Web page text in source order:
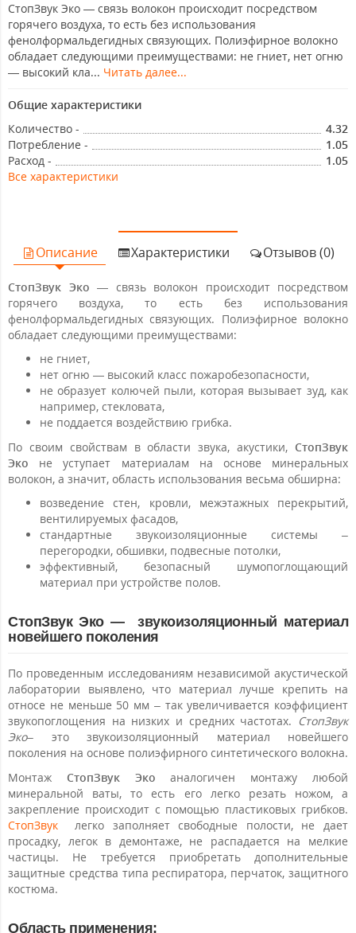
СтопЗвук Эко — cвязь волокон происходит посредством
горячего воздуха, то есть без использования
фенолформальдегидных связующих. Полиэфирное волокно
обладает следующими преимуществами: не гниет, нет огню
— высокий кла... Читать далее...
Общие характеристики
Количество -
4.32
Потребление -
1.05
Расход -
1.05
Все характеристики
Описание Характеристики Отзывов (0)
СтопЗвук Эко — cвязь волокон происходит посредством
горячего воздуха, то есть без использования
фенолформальдегидных связующих. Полиэфирное волокно
обладает следующими преимуществами:
не гниет,
нет огню — высокий класс пожаробезопасности,
не образует колючей пыли, которая вызывает зуд, как
например, стекловата,
не поддается воздействию грибка.
По своим свойствам в области звука, акустики, СтопЗвук
Эко не уступает материалам на основе минеральных
волокон, а значит, область использования весьма обширна:
возведение стен, кровли, межэтажных перекрытий,
вентилируемых фасадов,
стандартные звукоизоляционные системы –
перегородки, обшивки, подвесные потолки,
эффективный, безопасный шумопоглощающий
материал при устройстве полов.
СтопЗвук Эко — звукоизоляционный материал
новейшего поколения
По проведенным исследованиям независимой акустической
лаборатории выявлено, что материал лучше крепить на
относе не меньше 50 мм – так увеличивается коэффициент
звукопоглощения на низких и средних частотах. СтопЗвук
Эко– это звукоизоляционный материал новейшего
поколения на основе полиэфирного синтетического волокна.
Монтаж СтопЗвук Эко аналогичен монтажу любой
минеральной ваты, то есть его легко резать ножом, а
закрепление происходит с помощью пластиковых грибков.
СтопЗвук
легко заполняет свободные полости, не дает
просадку, легок в демонтаже, не распадается на мелкие
частицы. Не требуется приобретать дополнительные
защитные средства типа респиратора, перчаток, защитного
костюма.
Область применения: